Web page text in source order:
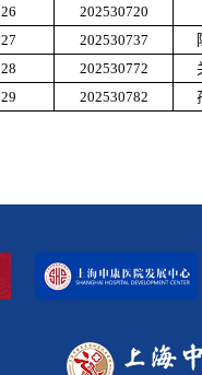
26
202530720
27
202530737
28
202530772
29
202530782